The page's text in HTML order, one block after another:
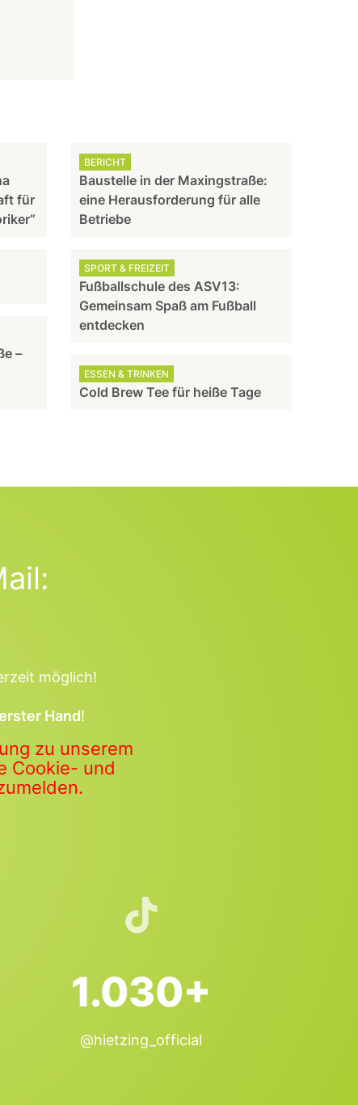
für
–
BERICHT
Baustelle in der Maxingstraße:
eine Herausforderung für alle
Betriebe
SPORT & FREIZEIT
Fußballschule des ASV13:
Gemeinsam Spaß am Fußball
entdecken
ESSEN & TRINKEN
Cold Brew Tee für heiße Tage
möglich!
Hand!
zu unserem
Cookie- und
1.030+
@hietzing_official